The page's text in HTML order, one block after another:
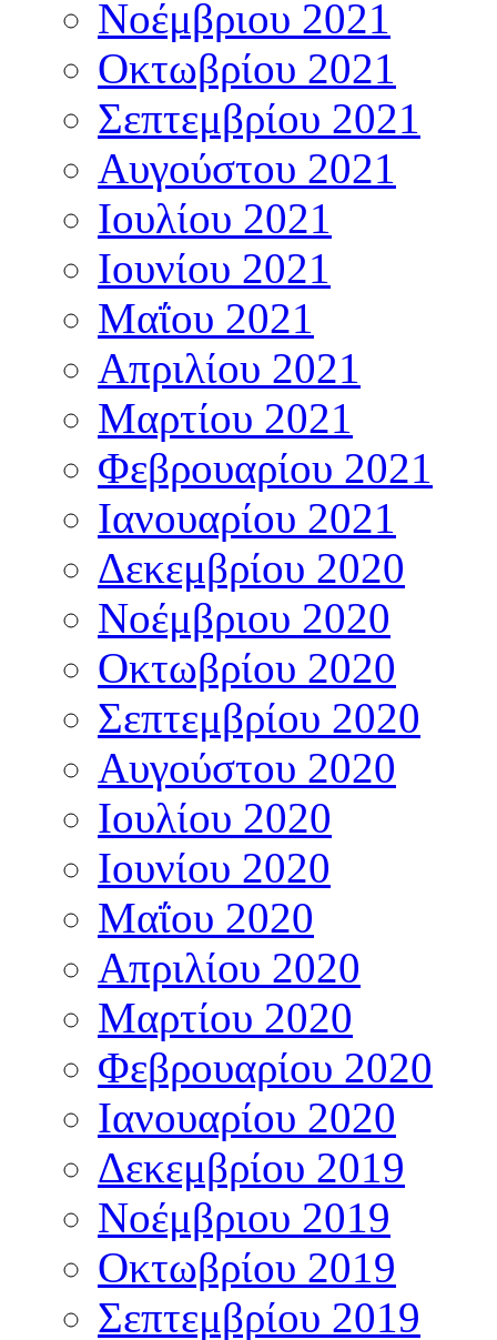
Νοέμβριου 2021
Οκτωβρίου 2021
Σεπτεμβρίου 2021
Αυγούστου 2021
Ιουλίου 2021
Ιουνίου 2021
Μαΐου 2021
Απριλίου 2021
Μαρτίου 2021
Φεβρουαρίου 2021
Ιανουαρίου 2021
Δεκεμβρίου 2020
Νοέμβριου 2020
Οκτωβρίου 2020
Σεπτεμβρίου 2020
Αυγούστου 2020
Ιουλίου 2020
Ιουνίου 2020
Μαΐου 2020
Απριλίου 2020
Μαρτίου 2020
Φεβρουαρίου 2020
Ιανουαρίου 2020
Δεκεμβρίου 2019
Νοέμβριου 2019
Οκτωβρίου 2019
Σεπτεμβρίου 2019